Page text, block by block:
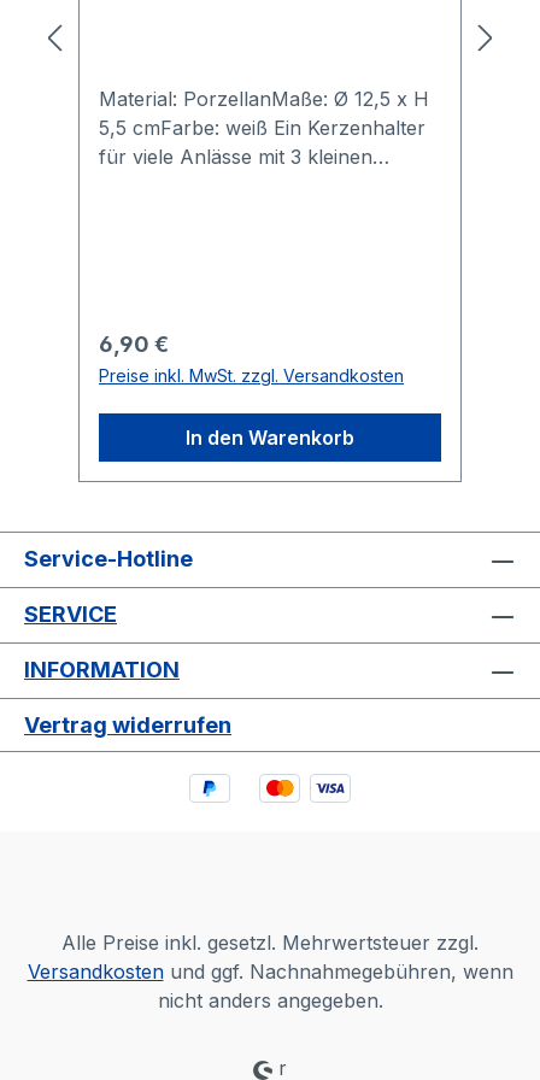
Material: PorzellanMaße: Ø 12,5 x H
5,5 cmFarbe: weiß Ein Kerzenhalter
für viele Anlässe mit 3 kleinen
Regulärer Preis:
6,90 €
Preise inkl. MwSt. zzgl. Versandkosten
In den Warenkorb
Service-Hotline
SERVICE
INFORMATION
Vertrag widerrufen
Alle Preise inkl. gesetzl. Mehrwertsteuer zzgl.
Versandkostenund ggf. Nachnahmegebühren, wenn
nicht anders angegeben.
r